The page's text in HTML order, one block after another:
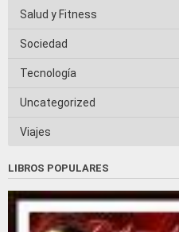
Salud y Fitness
Sociedad
Tecnología
Uncategorized
Viajes
LIBROS POPULARES